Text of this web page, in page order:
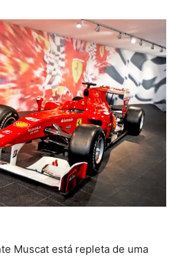
Muscat está repleta de uma